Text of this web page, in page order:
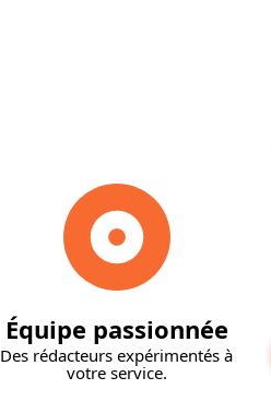
Équipe passionnée
Des rédacteurs expérimentés à
votre service.